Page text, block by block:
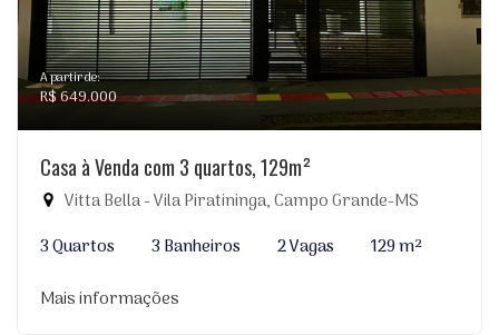
A partir de:
R$ 649.000
Casa à Venda com 3 quartos, 129m²
Vitta Bella - Vila Piratininga, Campo Grande-MS
3 Quartos
3 Banheiros 2 Vagas
129 m²
Mais informações